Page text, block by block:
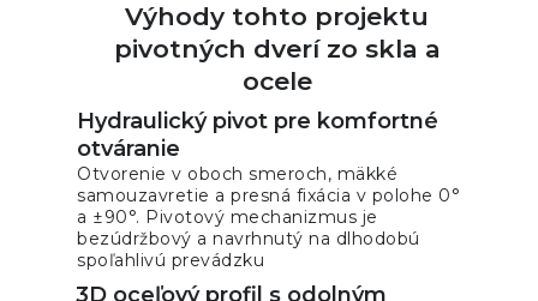
3D oceľový profil s odolným
Hydraulický pivot pre komfortné
otváranie
Otvorenie v oboch smeroch, mäkké
samouzavretie a presná fixácia v polohe 0°
a ±90°. Pivotový mechanizmus je
bezúdržbový a navrhnutý na dlhodobú
spoľahlivú prevádzku
Výhody tohto projektu
pivotných dverí zo skla a
ocele
Požiadajte o cenovú
ponuku
Vyplňte krátky formulár a pripravíme pre vás
predbežnú kalkuláciu podľa vašich požiadaviek